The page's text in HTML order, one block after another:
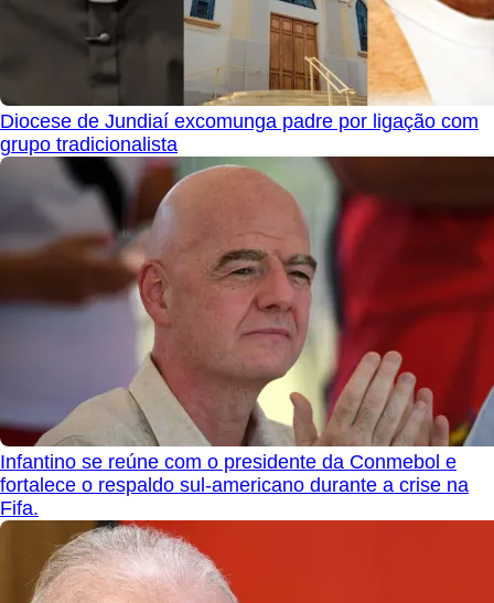
Diocese de Jundiaí excomunga padre por ligação com
grupo tradicionalista
Infantino se reúne com o presidente da Conmebol e
fortalece o respaldo sul-americano durante a crise na
Fifa.